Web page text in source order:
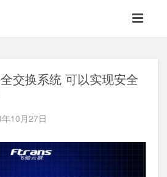
交换系统 可以实现安全
10月27日